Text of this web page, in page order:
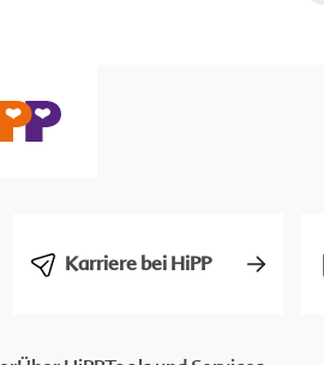
Karriere bei HiPP